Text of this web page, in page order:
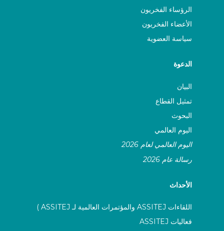
الرؤساء الفخريون
الأعضاء الفخريون
سياسة العضوية
الدعوة
البيان
تمثيل القطاع
البحوث
اليوم العالمي
اليوم العالمي لعام 2026
رسالة عام 2026
الأحداث
اللقاءات ASSITEJ والمؤتمرات العالمية لـ ASSITEJ )
فعاليات ASSITEJ